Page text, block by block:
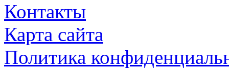
Контакты
Карта сайта
Политика